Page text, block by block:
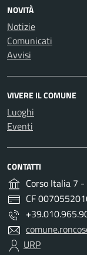
NOVITÀ
Notizie
Comunicati
Avvisi
VIVERE IL COMUNE
Luoghi
Eventi
CONTATTI
Corso Italia 7
CF
URP